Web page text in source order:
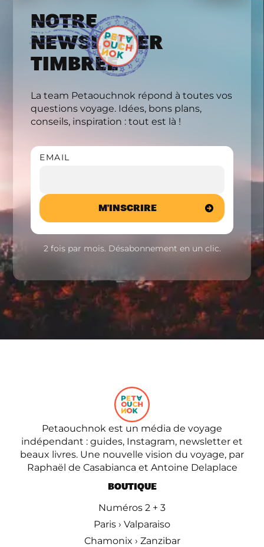
NOTRE
NEWSLETTER
TIMBRÉE
La team Petaouchnok répond à toutes vos
questions voyage. Idées, bons plans,
conseils, inspiration : tout est là !
EMAIL
2 fois par mois. Désabonnement en un clic.
Petaouchnok est un média de voyage
indépendant : guides, Instagram, newsletter et
beaux livres. Une nouvelle vision du voyage, par
Raphaël de Casabianca et Antoine Delaplace
BOUTIQUE
Numéros 2 + 3
Paris › Valparaiso
Chamonix › Zanzibar